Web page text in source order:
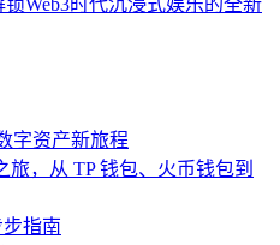
Web3时代沉浸式娱乐的全新
字资产新旅程
，从 TP 钱包、火币钱包到
指南